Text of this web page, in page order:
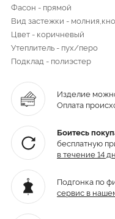
Фасон - прямой
Вид застежки -
Цвет - коричневый
Утеплитель - пух/перо
Подклад - полиэстер
Изделие
Оплата
Боитесь
бесплатную
в течение 14
Подгонка по
сервис в